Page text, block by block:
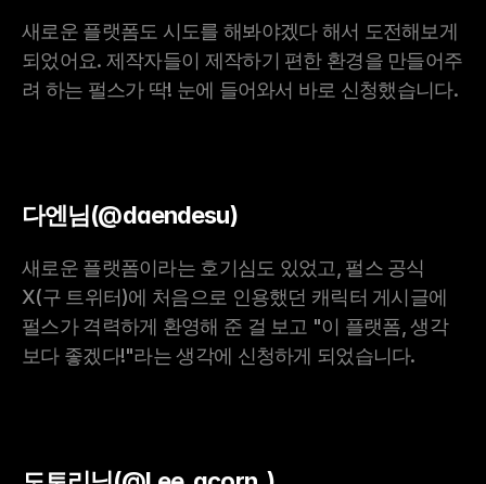
새로운 플랫폼도 시도를 해봐야겠다 해서 도전해보게
되었어요. 제작자들이 제작하기 편한 환경을 만들어주
려 하는 펄스가 딱! 눈에 들어와서 바로 신청했습니다.
다엔님(@daendesu)
새로운 플랫폼이라는 호기심도 있었고, 펄스 공식
X(구 트위터)에 처음으로 인용했던 캐릭터 게시글에
펄스가 격력하게 환영해 준 걸 보고 "이 플랫폼, 생각
보다 좋겠다!"라는 생각에 신청하게 되었습니다.